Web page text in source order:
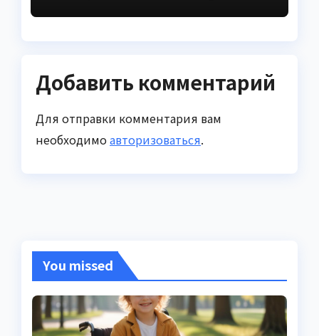
Добавить комментарий
Для отправки комментария вам
необходимоавторизоваться.
You missed